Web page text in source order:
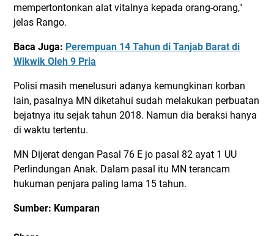
mempertontonkan alat vitalnya kepada orang-orang,"
jelas Rango.
Baca Juga: Perempuan 14 Tahun di Tanjab Barat di
Wikwik Oleh 9 Pria
Polisi masih menelusuri adanya kemungkinan korban
lain, pasalnya MN diketahui sudah melakukan perbuatan
bejatnya itu sejak tahun 2018. Namun dia beraksi hanya
di waktu tertentu.
MN Dijerat dengan Pasal 76 E jo pasal 82 ayat 1 UU
Perlindungan Anak. Dalam pasal itu MN terancam
hukuman penjara paling lama 15 tahun.
Sumber: Kumparan